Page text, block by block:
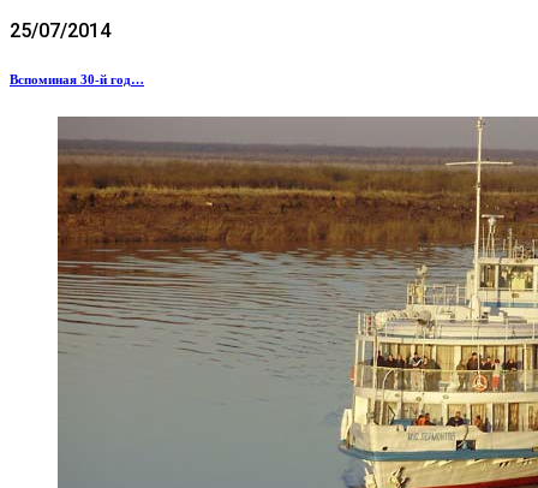
25/07/2014
Вспоминая 30-й год…